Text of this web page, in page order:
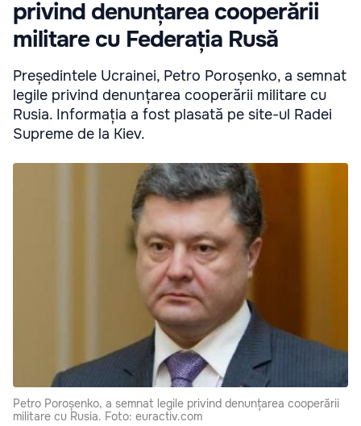
privind denunțarea cooperării
militare cu Federația Rusă
Președintele Ucrainei, Petro Poroșenko, a semnat
legile privind denunțarea cooperării militare cu
Rusia. Informația a fost plasată pe site-ul Radei
Supreme de la Kiev.
Petro Poroșenko, a semnat legile privind denunțarea cooperării
militare cu Rusia. Foto: euractiv.com